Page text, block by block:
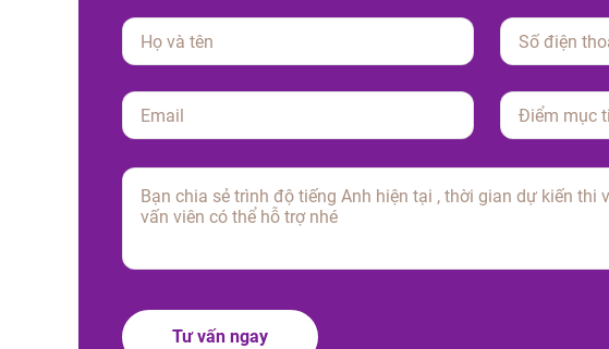
leave
this
field
Tư vấn ngay